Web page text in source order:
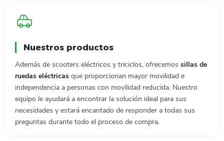
Nuestros productos
Además de scooters eléctricos y triciclos, ofrecemos sillas de
ruedas eléctricas que proporcionan mayor movilidad e
independencia a personas con movilidad reducida. Nuestro
equipo le ayudará a encontrar la solución ideal para sus
necesidades y estará encantado de responder a todas sus
preguntas durante todo el proceso de compra.